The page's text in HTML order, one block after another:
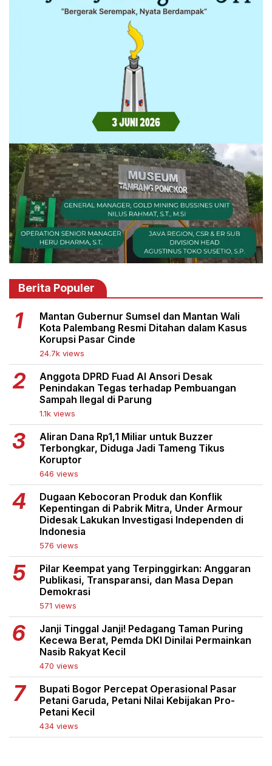
Berita Populer
Mantan Gubernur Sumsel dan Mantan Wali
Kota Palembang Resmi Ditahan dalam Kasus
Korupsi Pasar Cinde
24.7k views
Anggota DPRD Fuad Al Ansori Desak
Penindakan Tegas terhadap Pembuangan
Sampah Ilegal di Parung
1.1k views
Aliran Dana Rp1,1 Miliar untuk Buzzer
Terbongkar, Diduga Jadi Tameng Tikus
Koruptor
646 views
Dugaan Kebocoran Produk dan Konflik
Kepentingan di Pabrik Mitra, Under Armour
Didesak Lakukan Investigasi Independen di
Indonesia
576 views
Pilar Keempat yang Terpinggirkan: Anggaran
Publikasi, Transparansi, dan Masa Depan
Demokrasi
571 views
Janji Tinggal Janji! Pedagang Taman Puring
Kecewa Berat, Pemda DKI Dinilai Permainkan
Nasib Rakyat Kecil
470 views
Bupati Bogor Percepat Operasional Pasar
Petani Garuda, Petani Nilai Kebijakan Pro-
Petani Kecil
434 views